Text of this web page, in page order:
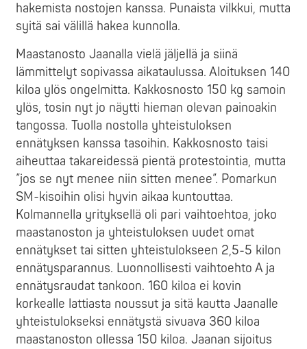
hakemista nostojen kanssa. Punaista vilkkui, mutta
syitä sai välillä hakea kunnolla.
Maastanosto Jaanalla vielä jäljellä ja siinä
lämmittelyt sopivassa aikataulussa. Aloituksen 140
kiloa ylös ongelmitta. Kakkosnosto 150 kg samoin
ylös, tosin nyt jo näytti hieman olevan painoakin
tangossa. Tuolla nostolla yhteistuloksen
ennätyksen kanssa tasoihin. Kakkosnosto taisi
aiheuttaa takareidessä pientä protestointia, mutta
”jos se nyt menee niin sitten menee”. Pomarkun
SM-kisoihin olisi hyvin aikaa kuntouttaa.
Kolmannella yrityksellä oli pari vaihtoehtoa, joko
maastanoston ja yhteistuloksen uudet omat
ennätykset tai sitten yhteistulokseen 2,5-5 kilon
ennätysparannus. Luonnollisesti vaihtoehto A ja
ennätysraudat tankoon. 160 kiloa ei kovin
korkealle lattiasta noussut ja sitä kautta Jaanalle
yhteistulokseksi ennätystä sivuava 360 kiloa
maastanoston ollessa 150 kiloa. Jaanan sijoitus